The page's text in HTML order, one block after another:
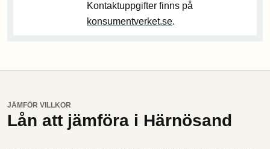
Kontaktuppgifter finns på
konsumentverket.se.
JÄMFÖR VILLKOR
Lån att jämföra i Härnösand